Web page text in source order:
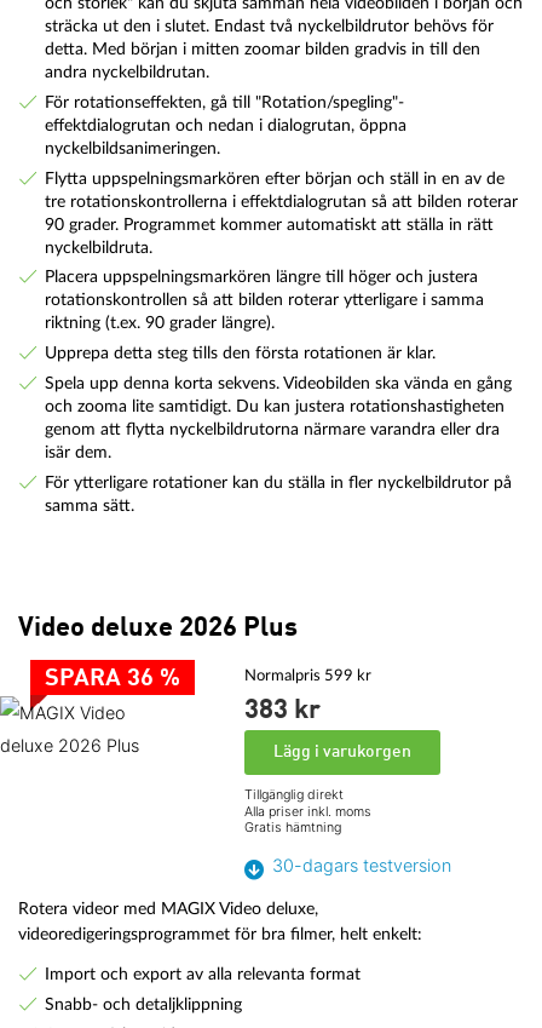
sträcka ut den i slutet. Endast två nyckelbildrutor behövs för
detta. Med början i mitten zoomar bilden gradvis in till den
andra nyckelbildrutan.
För rotationseffekten, gå till "Rotation/spegling"-
effektdialogrutan och nedan i dialogrutan, öppna
nyckelbildsanimeringen.
Flytta uppspelningsmarkören efter början och ställ in en av de
tre rotationskontrollerna i effektdialogrutan så att bilden roterar
90 grader. Programmet kommer automatiskt att ställa in rätt
nyckelbildruta.
Placera uppspelningsmarkören längre till höger och justera
rotationskontrollen så att bilden roterar ytterligare i samma
riktning (t.ex. 90 grader längre).
Upprepa detta steg tills den första rotationen är klar.
Spela upp denna korta sekvens. Videobilden ska vända en gång
och zooma lite samtidigt. Du kan justera rotationshastigheten
genom att flytta nyckelbildrutorna närmare varandra eller dra
isär dem.
För ytterligare rotationer kan du ställa in fler nyckelbildrutor på
samma sätt.
Video deluxe 2026 Plus
SPARA 36 % Normalpris 599 kr
383 kr
Lägg i varukorgen
Tillgänglig direkt
Alla priser inkl. moms
Gratis hämtning
30-dagars testversion
Rotera videor med MAGIX Video deluxe,
videoredigeringsprogrammet för bra filmer, helt enkelt:
Import och export av alla relevanta format
Snabb- och detaljklippning